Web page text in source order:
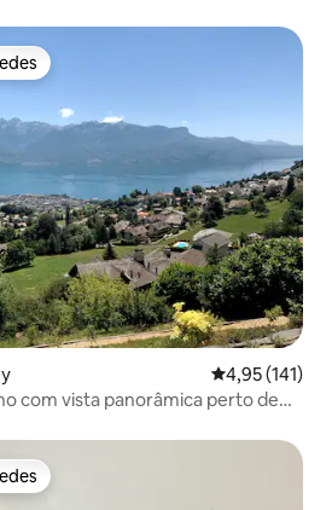
dos hóspedes
4,95 de uma
4,95 (141)
com vista panorâmica perto de
dos hóspedes